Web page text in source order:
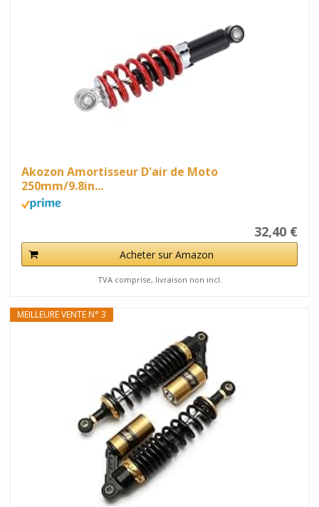
Akozon Amortisseur D'air de Moto
250mm/9.8in...
32,40 €
Acheter sur Amazon
TVA comprise, livraison non incl.
MEILLEURE VENTE N° 3